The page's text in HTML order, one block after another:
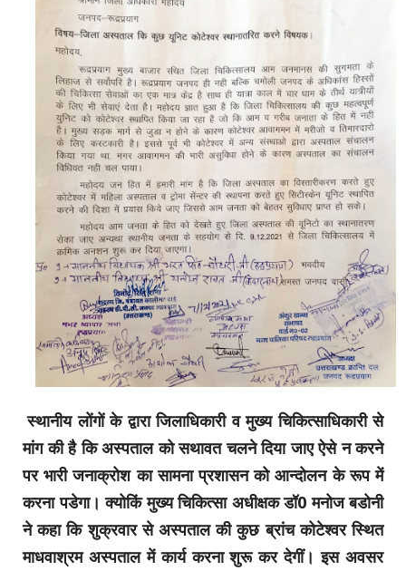
स्थानीय लोंगों के द्वारा जिलाधिकारी व मुख्य चिकित्साधिकारी से
मांग की है कि अस्पताल को सथावत चलने दिया जाए ऐसे न करने
पर भारी जनाक्रोश का सामना प्रशासन को आन्दोलन के रूप में
करना पडेगा। क्योकिं मुख्य चिकित्सा अधीक्षक डॉ0 मनोज बडोनी
ने कहा कि शुक्रवार से अस्पताल की कुछ ब्रांच कोटेश्वर स्थित
माधवाश्रम अस्पताल में कार्य करना शुरू कर देगीं। इस अवसर